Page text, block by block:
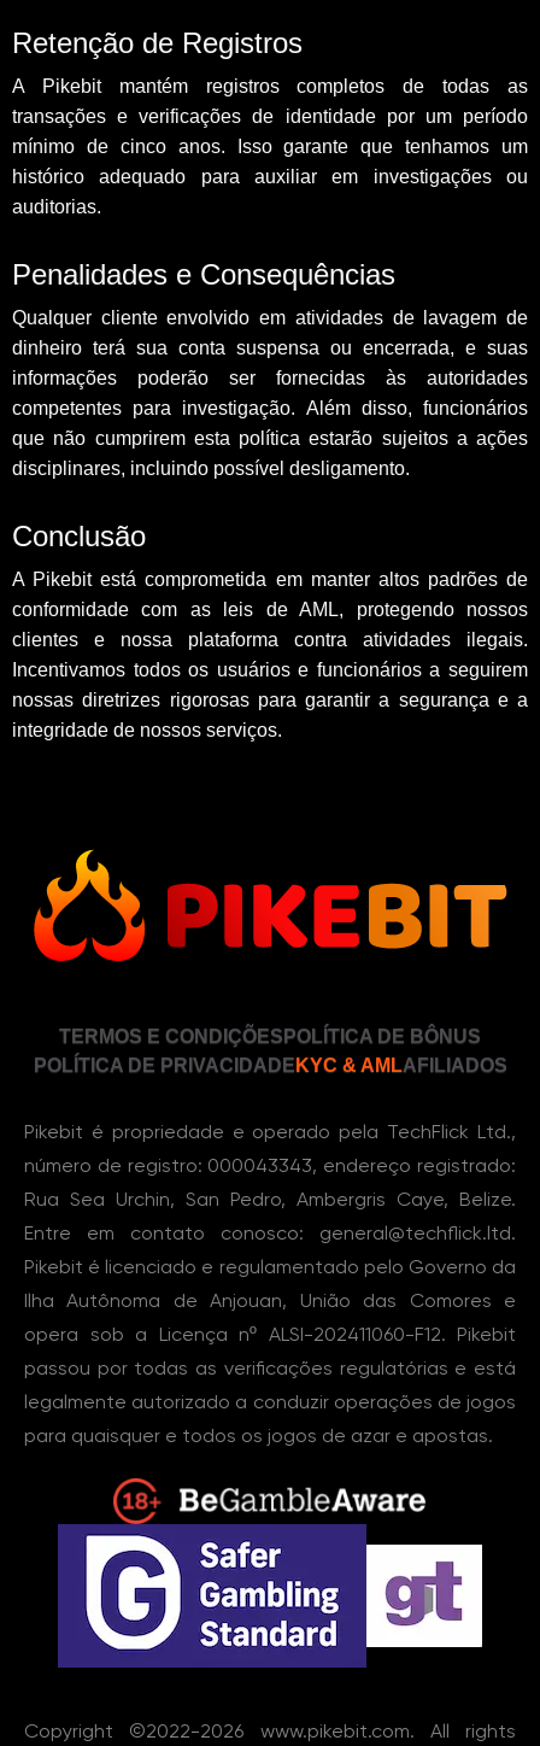
Retenção de Registros
A Pikebit mantém registros completos de todas as
transações e verificações de identidade por um período
mínimo de cinco anos. Isso garante que tenhamos um
histórico adequado para auxiliar em investigações ou
auditorias.
Penalidades e Consequências
Qualquer cliente envolvido em atividades de lavagem de
dinheiro terá sua conta suspensa ou encerrada, e suas
informações poderão ser fornecidas às autoridades
competentes para investigação. Além disso, funcionários
que não cumprirem esta política estarão sujeitos a ações
disciplinares, incluindo possível desligamento.
Conclusão
A Pikebit está comprometida em manter altos padrões de
conformidade com as leis de AML, protegendo nossos
clientes e nossa plataforma contra atividades ilegais.
Incentivamos todos os usuários e funcionários a seguirem
nossas diretrizes rigorosas para garantir a segurança e a
integridade de nossos serviços.
TERMOS E CONDIÇÕES POLÍTICA DE BÔNUS
POLÍTICA DE PRIVACIDADE KYC & AMLAFILIADOS
Pikebit é propriedade e operado pela TechFlick Ltd.,
número de registro: 000043343, endereço registrado:
Rua Sea Urchin, San Pedro, Ambergris Caye, Belize.
Entre em contato conosco: general@techflick.ltd.
Pikebit é licenciado e regulamentado pelo Governo da
Ilha Autônoma de Anjouan, União das Comores e
opera sob a Licença nº ALSI-202411060-F12. Pikebit
passou por todas as verificações regulatórias e está
legalmente autorizado a conduzir operações de jogos
para quaisquer e todos os jogos de azar e apostas.
Copyright ©2022-2026 www.pikebit.com. All rights